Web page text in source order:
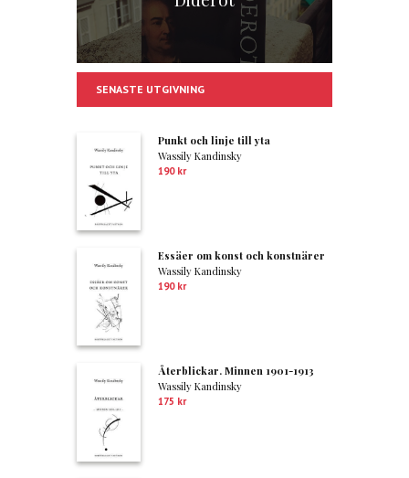
SENASTE UTGIVNING
Punkt och linje till yta
Wassily Kandinsky
190 kr
Essäer om konst och konstnärer
Wassily Kandinsky
190 kr
Återblickar. Minnen 1901-1913
Wassily Kandinsky
175 kr